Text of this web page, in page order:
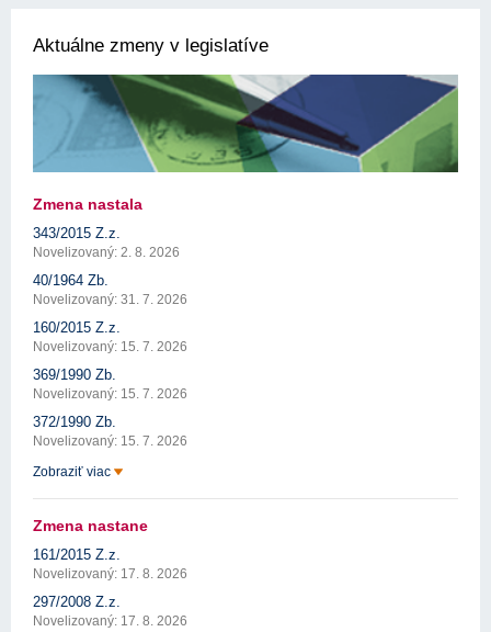
Aktuálne zmeny v legislatíve
Zmena nastala
343/2015 Z.z.
Novelizovaný: 2. 8. 2026
40/1964 Zb.
Novelizovaný: 31. 7. 2026
160/2015 Z.z.
Novelizovaný: 15. 7. 2026
369/1990 Zb.
Novelizovaný: 15. 7. 2026
372/1990 Zb.
Novelizovaný: 15. 7. 2026
Zobraziť viac
Zmena nastane
161/2015 Z.z.
Novelizovaný: 17. 8. 2026
297/2008 Z.z.
Novelizovaný: 17. 8. 2026